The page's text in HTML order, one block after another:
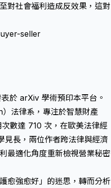
對社會福利造成反效果，這對
seller
於 arXiv 學術預印本平台。
法律系，專注於智慧財產
數達 710 次，在歐美法律經
長，兩位作者跨法律與經濟
最適化角度重新檢視營業秘密
愈強愈好」的迷思，轉而分析